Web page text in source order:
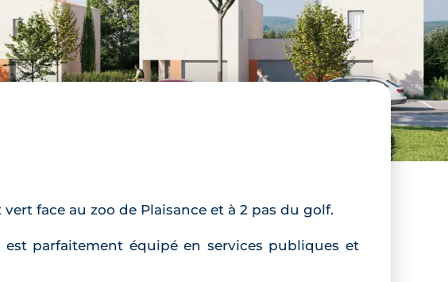
face au zoo de Plaisance et à 2 pas du golf.
parfaitement équipé en services publiques et